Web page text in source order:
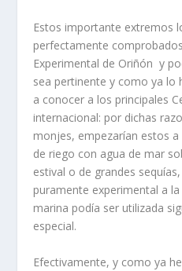
Estos importante extremos
perfectamente
Experimental de Oriñón y
sea pertinente y como ya lo
a conocer a los principales
internacional: por dichas
monjes, empezarían estos
de riego con agua de mar
estival o de grandes
puramente experimental a
marina podía ser utilizada
especial.
Efectivamente, y como ya